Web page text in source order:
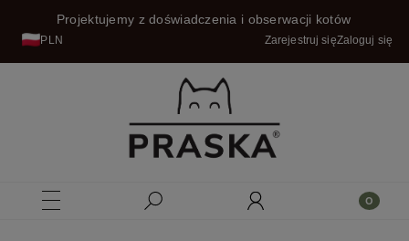
PLN
Projektujemy z doświadczenia i obserwacji kotów
Zarejestruj sięZaloguj się